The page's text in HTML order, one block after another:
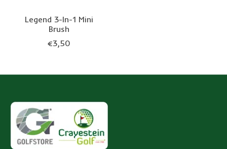
Legend 3-In-1 Mini
Brush
€3,50